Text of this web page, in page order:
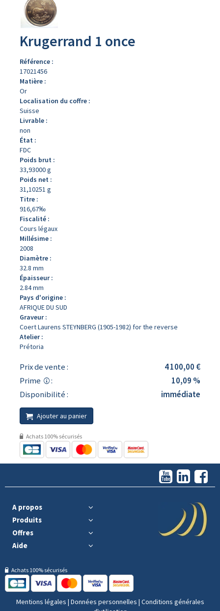
produit
Krugerrand 1 once
Référence :
17021456
Matière :
Or
Localisation du coffre :
Suisse
Livrable :
non
État :
FDC
Poids brut :
33,93000 g
Poids net :
31,10251 g
Titre :
916,67‰
Fiscalité :
Cours légaux
Millésime :
2008
Diamètre :
32.8 mm
Épaisseur :
2.84 mm
Pays d'origine :
AFRIQUE DU SUD
Graveur :
Coert Laurens STEYNBERG (1905-1982) for the reverse
Atelier :
Prétoria
Prix de vente :
4 100,00 €
Prime
:
10,09 %
Disponibilité :
immédiate
Ajouter au panier
Achats 100% sécurisés
A propos
Produits
Offres
Aide
Achats 100% sécurisés
Mentions légales | Données personnelles | Conditions générales